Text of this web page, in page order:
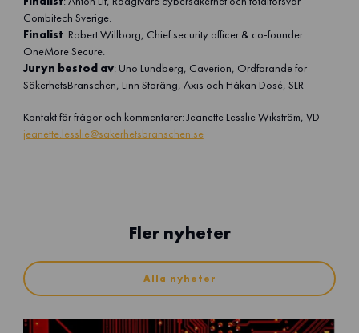
Combitech Sverige.
Finalist: Robert Willborg, Chief security officer & co-founder
OneMore Secure.
Juryn bestod av: Uno Lundberg, Caverion, Ordförande för
SäkerhetsBranschen, Linn Storäng, Axis och Håkan Dosé, SLR
Kontakt för frågor och kommentarer: Jeanette Lesslie Wikström, VD –
jeanette.lesslie@sakerhetsbranschen.se
Fler nyheter
Alla nyheter